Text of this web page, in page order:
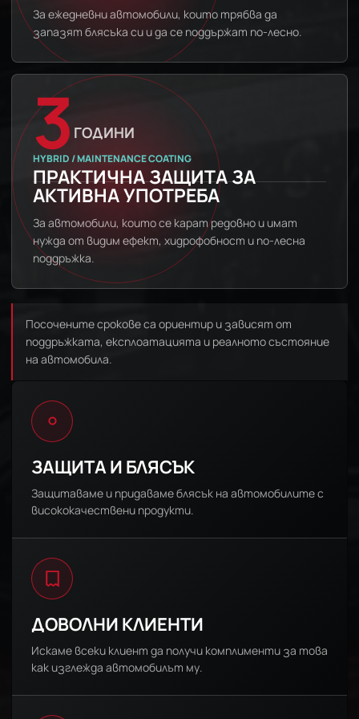
За ежедневни автомобили, които трябва да
запазят блясъка си и да се поддържат по-лесно.
3ГОДИНИ
HYBRID / MAINTENANCE COATING
ПРАКТИЧНА ЗАЩИТА ЗА
АКТИВНА УПОТРЕБА
За автомобили, които се карат редовно и имат
нужда от видим ефект, хидрофобност и по-лесна
поддръжка.
Посочените срокове са ориентир и зависят от
поддръжката, експлоатацията и реалното състояние
на автомобила.
ЗАЩИТА И БЛЯСЪК
Защитаваме и придаваме блясък на автомобилите с
висококачествени продукти.
ДОВОЛНИ КЛИЕНТИ
Искаме всеки клиент да получи комплименти за това
как изглежда автомобилът му.